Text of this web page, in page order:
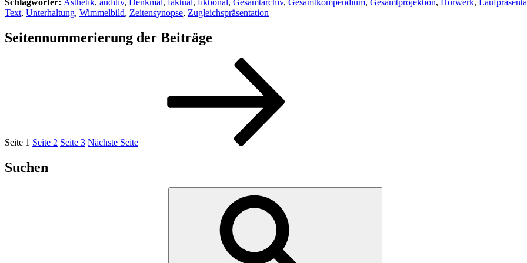
Schlagwörter: Ästhetik, auditiv, Denkmal, faktual, fiktional, Gesamtarchiv, Gesamtkompendium, Gesamtprojektion, Hörwerk,
Text, Unterhaltung, Wimmelbild, Zeitensynopse, Zugleichspräsentation
Seitennummerierung der Beiträge
Seite 1 Seite 2 Seite 3 Nächste Seite
Suchen